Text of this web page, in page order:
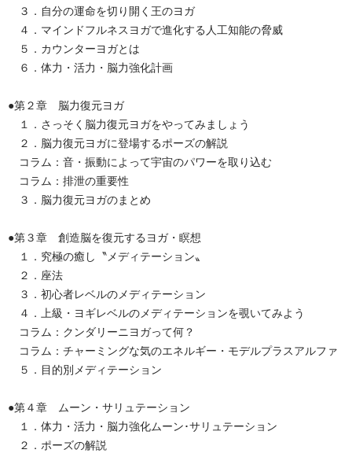
３．自分の運命を切り開く王のヨガ
４．マインドフルネスヨガで進化する人工知能の脅威
５．カウンターヨガとは
６．体力・活力・脳力強化計画
●第２章 脳力復元ヨガ
１．さっそく脳力復元ヨガをやってみましょう
２．脳力復元ヨガに登場するポーズの解説
コラム：音・振動によって宇宙のパワーを取り込む
コラム：排泄の重要性
３．脳力復元ヨガのまとめ
●第３章 創造脳を復元するヨガ・瞑想
１．究極の癒し〝メディテーション〟
２．座法
３．初心者レベルのメディテーション
４．上級・ヨギレベルのメディテーションを覗いてみよう
コラム：クンダリーニヨガって何？
コラム：チャーミングな気のエネルギー・モデルプラスアルファ
５．目的別メディテーション
●第４章 ムーン・サリュテーション
１．体力・活力・脳力強化ムーン･サリュテーション
２．ポーズの解説